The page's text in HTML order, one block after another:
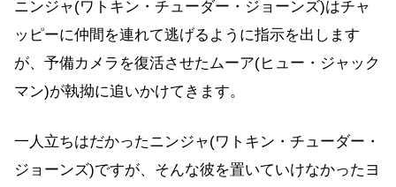
ニンジャ(ワトキン・チューダー・ジョーンズ)はチャ
ッピーに仲間を連れて逃げるように指示を出します
が、予備カメラを復活させたムーア(ヒュー・ジャック
マン)が執拗に追いかけてきます。
一人立ちはだかったニンジャ(ワトキン・チューダー・
ジョーンズ)ですが、そんな彼を置いていけなかったヨ